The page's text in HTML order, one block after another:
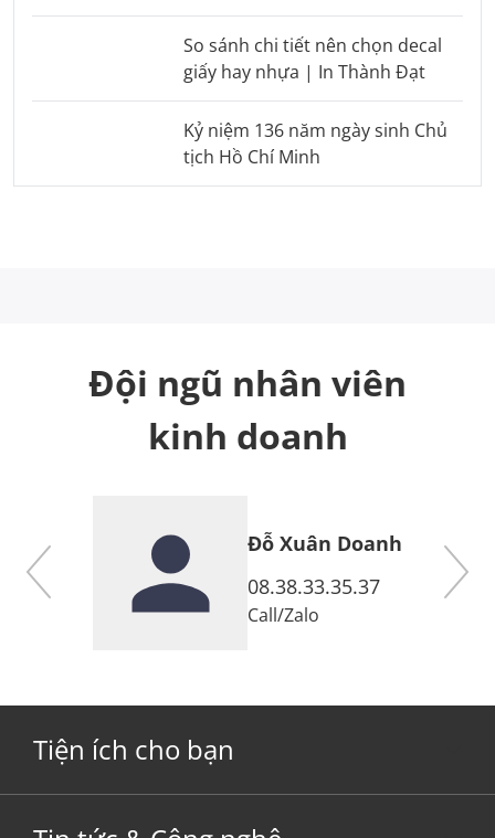
So sánh chi tiết nên chọn decal
giấy hay nhựa | In Thành Đạt
Kỷ niệm 136 năm ngày sinh Chủ
tịch Hồ Chí Minh
Đội ngũ nhân viên
kinh doanh
Đỗ Xuân Doanh
08.38.33.35.37
Call/Zalo
Tiện ích cho bạn